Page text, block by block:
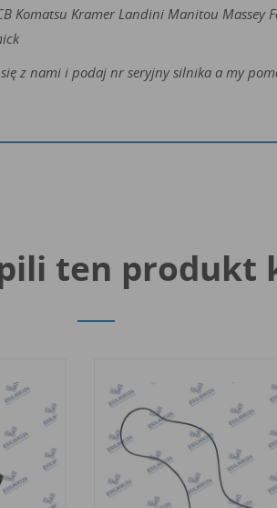
Komatsu Kramer Landini Manitou Massey
z nami i podaj nr seryjny silnika a my
ten produkt